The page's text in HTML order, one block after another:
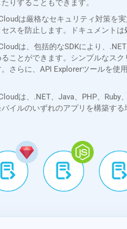
りすることもできます。
は厳格なセキュリティ対策を
スを防止します。ドキュメント
は、包括的なSDKにより、
ことができます。シンプルなス
さらに、API Explorerツールを使
は、.NET、Java、PHP、
イルのいずれのアプリを構築す